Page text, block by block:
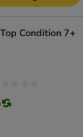
Condition 7+